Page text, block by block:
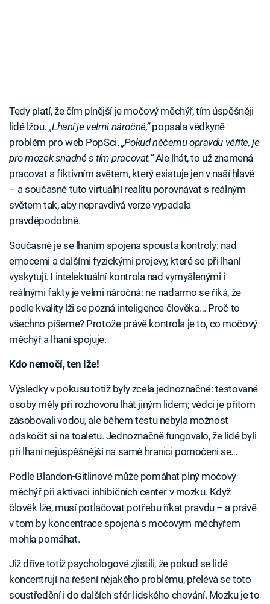
Tedy platí, že čím plnější je močový měchýř, tím úspěšněji
lidé lžou. „Lhaní je velmi náročné,“popsala vědkyně
problém pro web PopSci. „Pokud něčemu opravdu věříte, je
pro mozek snadné s tím pracovat.“Ale lhát, to už znamená
pracovat s fiktivním světem, který existuje jen v naší hlavě
– a současně tuto virtuální realitu porovnávat s reálným
světem tak, aby nepravdivá verze vypadala
pravděpodobně.
Současně je se lhaním spojena spousta kontroly: nad
emocemi a dalšími fyzickými projevy, které se při lhaní
vyskytují. I intelektuální kontrola nad vymyšlenými i
reálnými fakty je velmi náročná: ne nadarmo se říká, že
podle kvality lži se pozná inteligence člověka… Proč to
všechno píšeme? Protože právě kontrola je to, co močový
měchýř a lhaní spojuje.
Kdo nemočí, ten lže!
Výsledky v pokusu totiž byly zcela jednoznačné: testované
osoby měly při rozhovoru lhát jiným lidem; vědci je přitom
zásobovali vodou, ale během testu nebyla možnost
odskočit si na toaletu. Jednoznačně fungovalo, že lidé byli
při lhaní nejúspěšnější na samé hranici pomočení se…
Podle Blandon-Gitlinové může pomáhat plný močový
měchýř při aktivaci inhibičních center v mozku. Když
člověk lže, musí potlačovat potřebu říkat pravdu – a právě
v tom by koncentrace spojená s močovým měchýřem
mohla pomáhat.
Již dříve totiž psychologové zjistili, že pokud se lidé
koncentrují na řešení nějakého problému, přelévá se toto
soustředění i do dalších sfér lidského chování. Mozku je to